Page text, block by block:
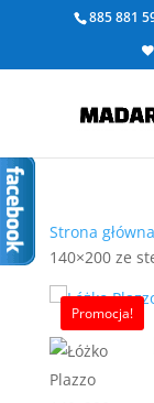
885 881
Strona główna
140×200 ze
Promocja!